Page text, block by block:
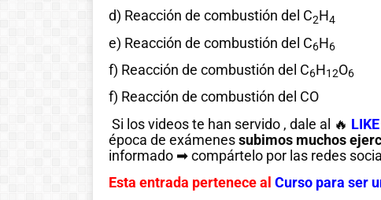
d) Reacción de combustión del C2H4
e) Reacción de combustión del C6H6
f) Reacción de combustión del C6H12O6
f) Reacción de combustión del CO
Si los videos te han servido , dale al 🔥
época de exámenessubimos muchos
informado ➡ compártelo por las redes
Esta entrada pertenece al Curso para ser